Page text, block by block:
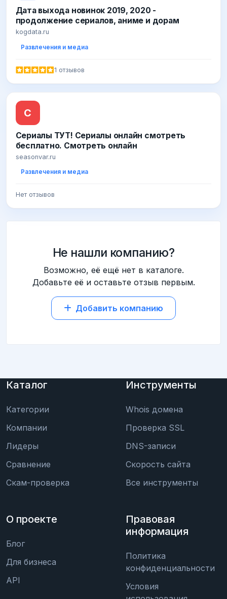
Дата выхода новинок 2019, 2020 -
продолжение сериалов, аниме и дорам
kogdata.ru
Развлечения и медиа
1 отзывов
С
Сериалы ТУТ! Сериалы онлайн смотреть
бесплатно. Смотреть онлайн
seasonvar.ru
Развлечения и медиа
Нет отзывов
Не нашли компанию?
Возможно, её ещё нет в каталоге.
Добавьте её и оставьте отзыв первым.
Добавить компанию
Каталог
Категории
Компании
Лидеры
Сравнение
Скам-проверка
Инструменты
Whois домена
Проверка SSL
DNS-записи
Скорость сайта
Все инструменты
О проекте
Блог
Для бизнеса
API
Правовая
информация
Политика
конфиденциальности
Условия